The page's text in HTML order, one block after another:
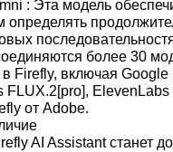
: Эта модель
определять
более 30
Firefly, включая
FLUX.2[pro],
от Adobe.
AI Assistant станет